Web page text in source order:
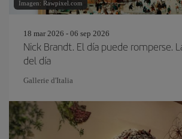
Imagen: Rawpixel.com
18 mar 2026 - 06 sep 2026
Nick Brandt. El día puede romperse.
del día
Gallerie d'Italia